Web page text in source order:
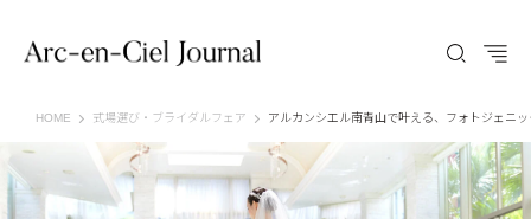
HOME Arc-en-Ciel Journal（アルカンシエル ジャーナル）
式場選び・ブライダルフェア アルカンシエル南青山で叶える、フォトジェニ